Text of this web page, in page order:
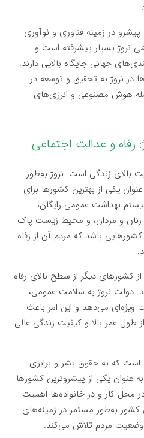
در زمینه فناوری و نوآوری
بسیار پیشرفته است و
جهانی جایگاه بالایی دارند.
در نروژ به تحقیق و توسعه در
هوش مصنوعی و انرژی‌های
بالای زندگی است. نروژ به‌طور
یکی از بهترین کشورها برای
بهداشت عمومی رایگان،
زنان و مردان، و محیط زیست پاک
باشد که مردم آن از رفاه
کشورهای دیگر از سطح بالای رفاه
دولت نروژ به سلامت عمومی،
ویژه‌ای می‌دهد و این امر باعث
عمر بالا و کیفیت زندگی عالی
که به حقوق بشر و برابری
عنوان یکی از پیشروترین کشورها
محل کار و در خانواده‌ها اهمیت
کشور به‌طور مستمر در زمینه‌های
وضعیت مردم تلاش می‌کند.